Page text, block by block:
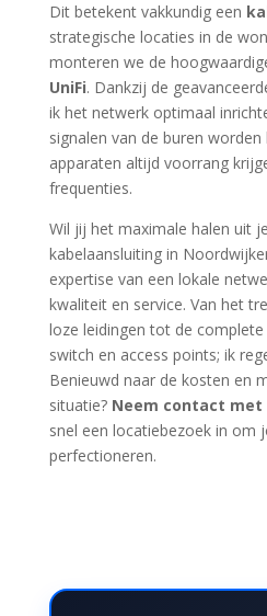
Dit betekent vakkundig een
strategische locaties in de
monteren we de
UniFi. Dankzij de
ik het netwerk optimaal
signalen van de buren
apparaten altijd voorrang
frequenties.
Wil jij het maximale halen uit
kabelaansluiting in
expertise van een lokale
kwaliteit en service. Van het
loze leidingen tot de
switch en access points; ik
Benieuwd naar de kosten en
situatie? Neem contact met
snel een locatiebezoek in om
perfectioneren.